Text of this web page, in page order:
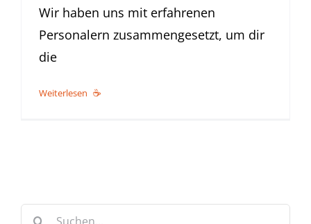
Wir haben uns mit erfahrenen
Personalern zusammengesetzt, um dir
die
Weiterlesen
Suche